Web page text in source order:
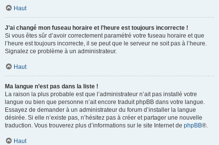
Haut
J’ai changé mon fuseau horaire et l’heure est toujours incorrecte !
Si vous êtes sûr d’avoir correctement paramétré votre fuseau horaire et que
l’heure est toujours incorrecte, il se peut que le serveur ne soit pas à l’heure.
Signalez ce problème à un administrateur.
Haut
Ma langue n’est pas dans la liste !
La raison la plus probable est que l’administrateur n’ait pas installé votre
langue ou bien que personne n’ait encore traduit phpBB dans votre langue.
Essayez de demander à un administrateur du forum d’installer la langue
désirée. Si elle n’existe pas, n’hésitez pas à créer et partager une nouvelle
traduction. Vous trouverez plus d’informations sur le site Internet de phpBB®.
Haut